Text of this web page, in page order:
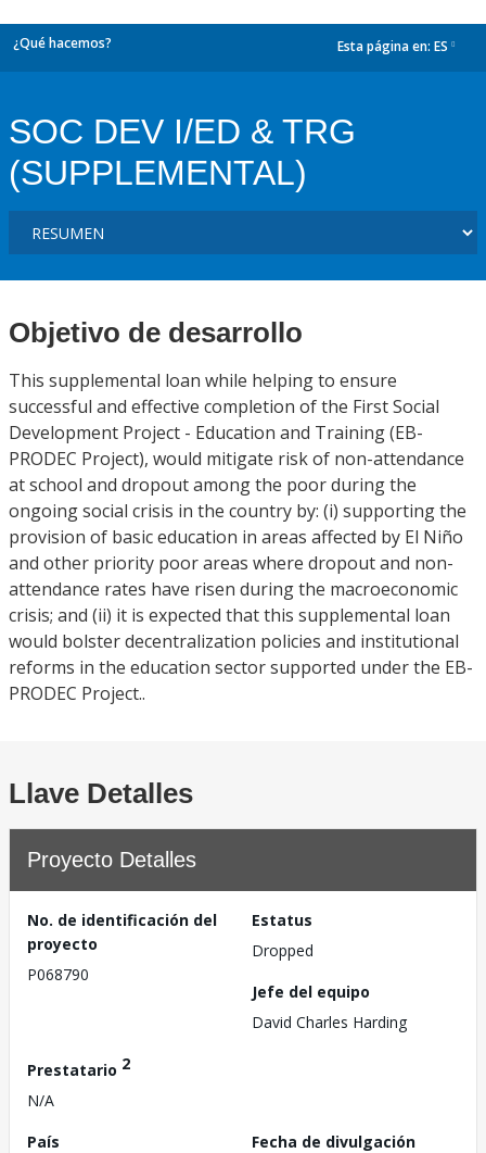
¿Qué hacemos? Esta página en: ES
SOC DEV I/ED & TRG
(SUPPLEMENTAL)
Objetivo de desarrollo
This supplemental loan while helping to ensure
successful and effective completion of the First Social
Development Project - Education and Training (EB-
PRODEC Project), would mitigate risk of non-attendance
at school and dropout among the poor during the
ongoing social crisis in the country by: (i) supporting the
provision of basic education in areas affected by El Niño
and other priority poor areas where dropout and non-
attendance rates have risen during the macroeconomic
crisis; and (ii) it is expected that this supplemental loan
would bolster decentralization policies and institutional
reforms in the education sector supported under the EB-
PRODEC Project..
Llave Detalles
Proyecto Detalles
No. de identificación del
proyecto
P068790
Estatus
Dropped
Jefe del equipo
David Charles Harding
Prestatario 2
N/A
País
Fecha de divulgación